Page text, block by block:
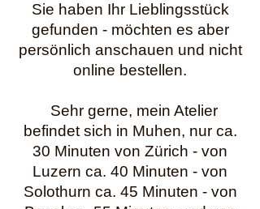
Sie haben Ihr Lieblingsstück
gefunden - möchten es aber
persönlich anschauen und nicht
online bestellen.
Sehr gerne, mein Atelier
befindet sich in Muhen, nur ca.
30 Minuten von Zürich - von
Luzern ca. 40 Minuten - von
Solothurn ca. 45 Minuten - von